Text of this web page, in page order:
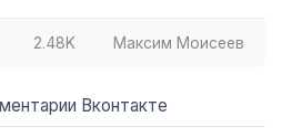
2.48K Максим Моисеев
Вконтакте